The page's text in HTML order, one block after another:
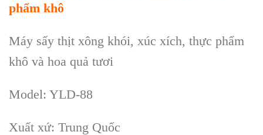
phẩm khô
Máy sấy thịt xông khói, xúc xích, thực phẩm
khô và hoa quả tươi
Model: YLD-88
Xuất xứ: Trung Quốc